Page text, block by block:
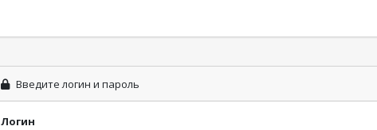
Введите логин и пароль
Логин